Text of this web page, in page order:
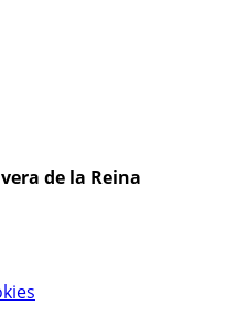
de la Reina